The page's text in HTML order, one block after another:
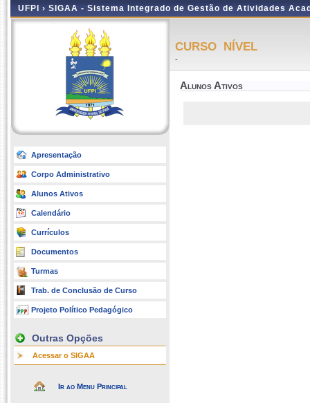
UFPI › SIGAA - Sistema Integrado de Gestão de Atividades
Apresentação
Corpo Administrativo
Alunos Ativos
Calendário
Currículos
Documentos
Turmas
Trab. de Conclusão de Curso
Projeto Político Pedagógico
Outras Opções
Acessar o SIGAA
Ir ao Menu Principal
CURSO NÍVEL
-
Alunos Ativos